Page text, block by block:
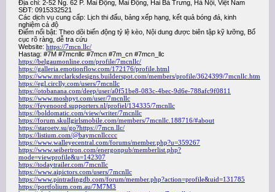
Địa chỉ: 2-52 Ng. 62 P. Mai Động, Mai Động, Hai Bà Trưng, Hà Nội, Việt Nam
SĐT: 0915332521
Các dịch vụ cung cấp: Lịch thi đấu, bảng xếp hạng, kết quả bóng đá, kinh
nghiệm cá độ
Điểm nổi bật: Theo dõi biến động tỷ lệ kèo, Nội dung được biên tập kỹ lưỡng, Bố
cục rõ ràng, dễ tra cứu
Website: https://7mcn.llc/
Hastag: #7M #7mcnllc #7mcn #7m_cn #7mcn_llc
https://belgaumonline.com/profile/7mcnllc/
https://galleria.emotionflow.com/172176/profile.html
https://www.mrclarksdesigns.builderspot.com/members/profile/3624399/7mcnllc.htm
https://egl.circlly.com/users/7mcnllc
https://otobanana.com/deep/user/a0f51be8-083c-4bec-9d6e-788afc9f0811
https://www.moshpyt.com/user/7mcnllc
https://feyenoord.supporters.nl/profiel/134335/7mcnllc
https://boldomatic.com/view/writer/7mcnllc
https://forum.skullgirlsmobile.com/members/7mcnllc.188716/#about
https://staroetv.su/go?https://7mcn.llc/
https://listium.com/@baymcnllcccc
https://www.walleyecentral.com/forums/member.php?u=359267
https://www.seibertron.com/energonpub/memberlist.php?
mode=viewprofile&u=142307
https://todaytrailer.com/7mcnllc
https://www.aipictors.com/users/7mcnllc
https://www.pintradingdb.com/forum/member.php?action=profile&uid=131785
https://portfolium.com.au/7M7M3